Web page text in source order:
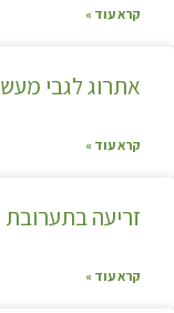
קרא עוד »
אתרוג לגבי
קרא עוד »
זריעה בתערובת
קרא עוד »